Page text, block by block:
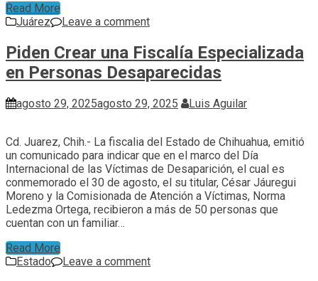
Read More
Juárez
Leave a comment
Piden Crear una Fiscalía Especializada
en Personas Desaparecidas
agosto 29, 2025agosto 29, 2025 Luis Aguilar
Cd. Juarez, Chih.- La fiscalia del Estado de Chihuahua, emitió
un comunicado para indicar que en el marco del Día
Internacional de las Víctimas de Desaparición, el cual es
conmemorado el 30 de agosto, el su titular, César Jáuregui
Moreno y la Comisionada de Atención a Víctimas, Norma
Ledezma Ortega, recibieron a más de 50 personas que
cuentan con un familiar…
Read More
Estado
Leave a comment